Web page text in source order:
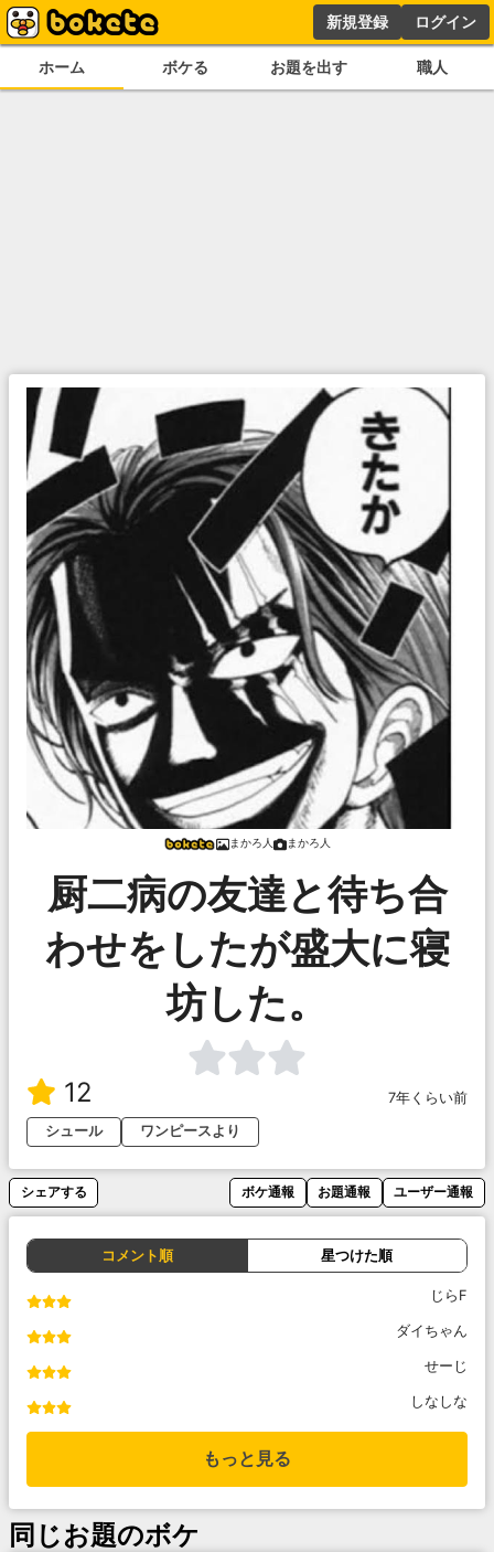
新規登録 ログイン
ホーム ボケる お題を出す 職人
まかろ人 まかろ人
厨二病の友達と待ち合
わせをしたが盛大に寝
坊した。
12
7年くらい前
シュール
ワンピースより
シェアする ボケ通報 お題通報 ユーザー通報
コメント順 星つけた順
じらF
ダイちゃん
せーじ
しなしな
もっと見る
同じお題のボケ